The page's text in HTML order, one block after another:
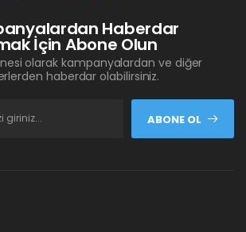
Haberdar
İçin Abone Olun
olarak kampanyalardan ve diğer
haberdar olabilirsiniz.
ABONE OL